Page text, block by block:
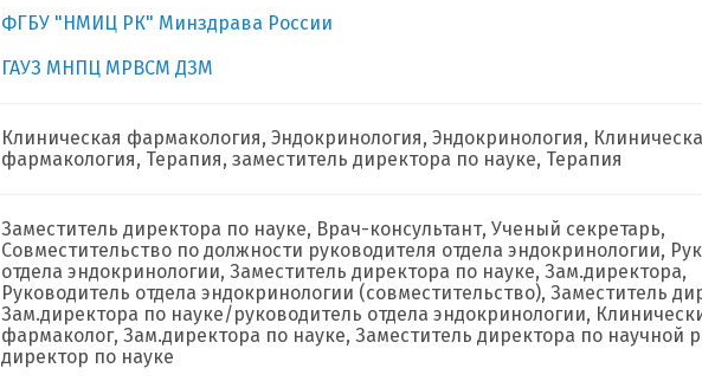
ФГБУ "НМИЦ РК" Минздрава России
ГАУЗ МНПЦ МРВСМ ДЗМ
Клиническая фармакология, Эндокринология, Эндокринология,
фармакология, Терапия, заместитель директора по науке, Терапия
Заместитель директора по науке, Врач-консультант, Ученый секретарь,
Совместительство по должности руководителя отдела эндокринологии,
отдела эндокринологии, Заместитель директора по науке, Зам.директора,
Руководитель отдела эндокринологии (совместительство), Заместитель
Зам.директора по науке/руководитель отдела эндокринологии,
фармаколог, Зам.директора по науке, Заместитель директора по научной
директор по науке